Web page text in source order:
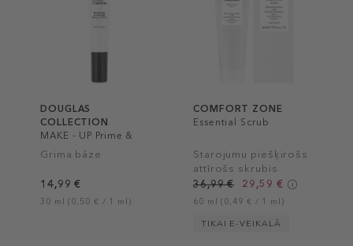
DOUGLAS
COLLECTION
MAKE - UP Prime &
Smooth
Grima bāze
14,99 €
30 ml (0,50 € / 1 ml)
COMFORT ZONE
Essential Scrub
Starojumu piešķirošs
attīrošs skrubis
36,99 €
29,59 €
60 ml (0,49 € / 1 ml)
TIKAI E-VEIKALĀ